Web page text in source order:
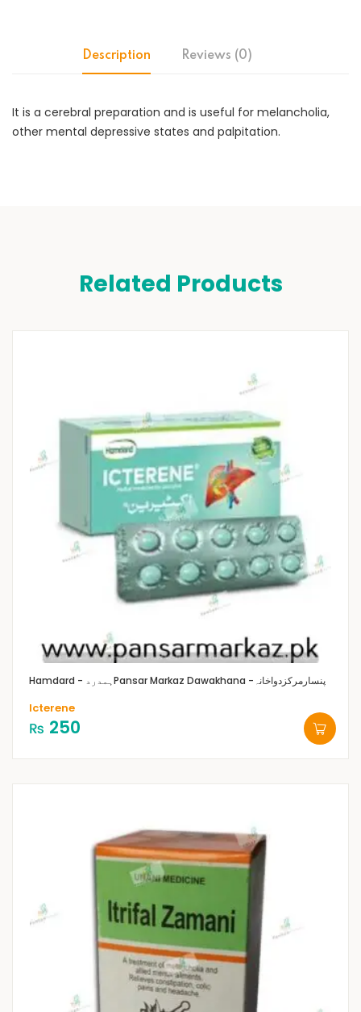
Description Reviews (0)
It is a cerebral preparation and is useful for melancholia,
other mental depressive states and palpitation.
Related Products
Hamdard - ہمدرد Pansar Markaz Dawakhana -پنسارمرکزدواخانہ
Icterene
₨ 250